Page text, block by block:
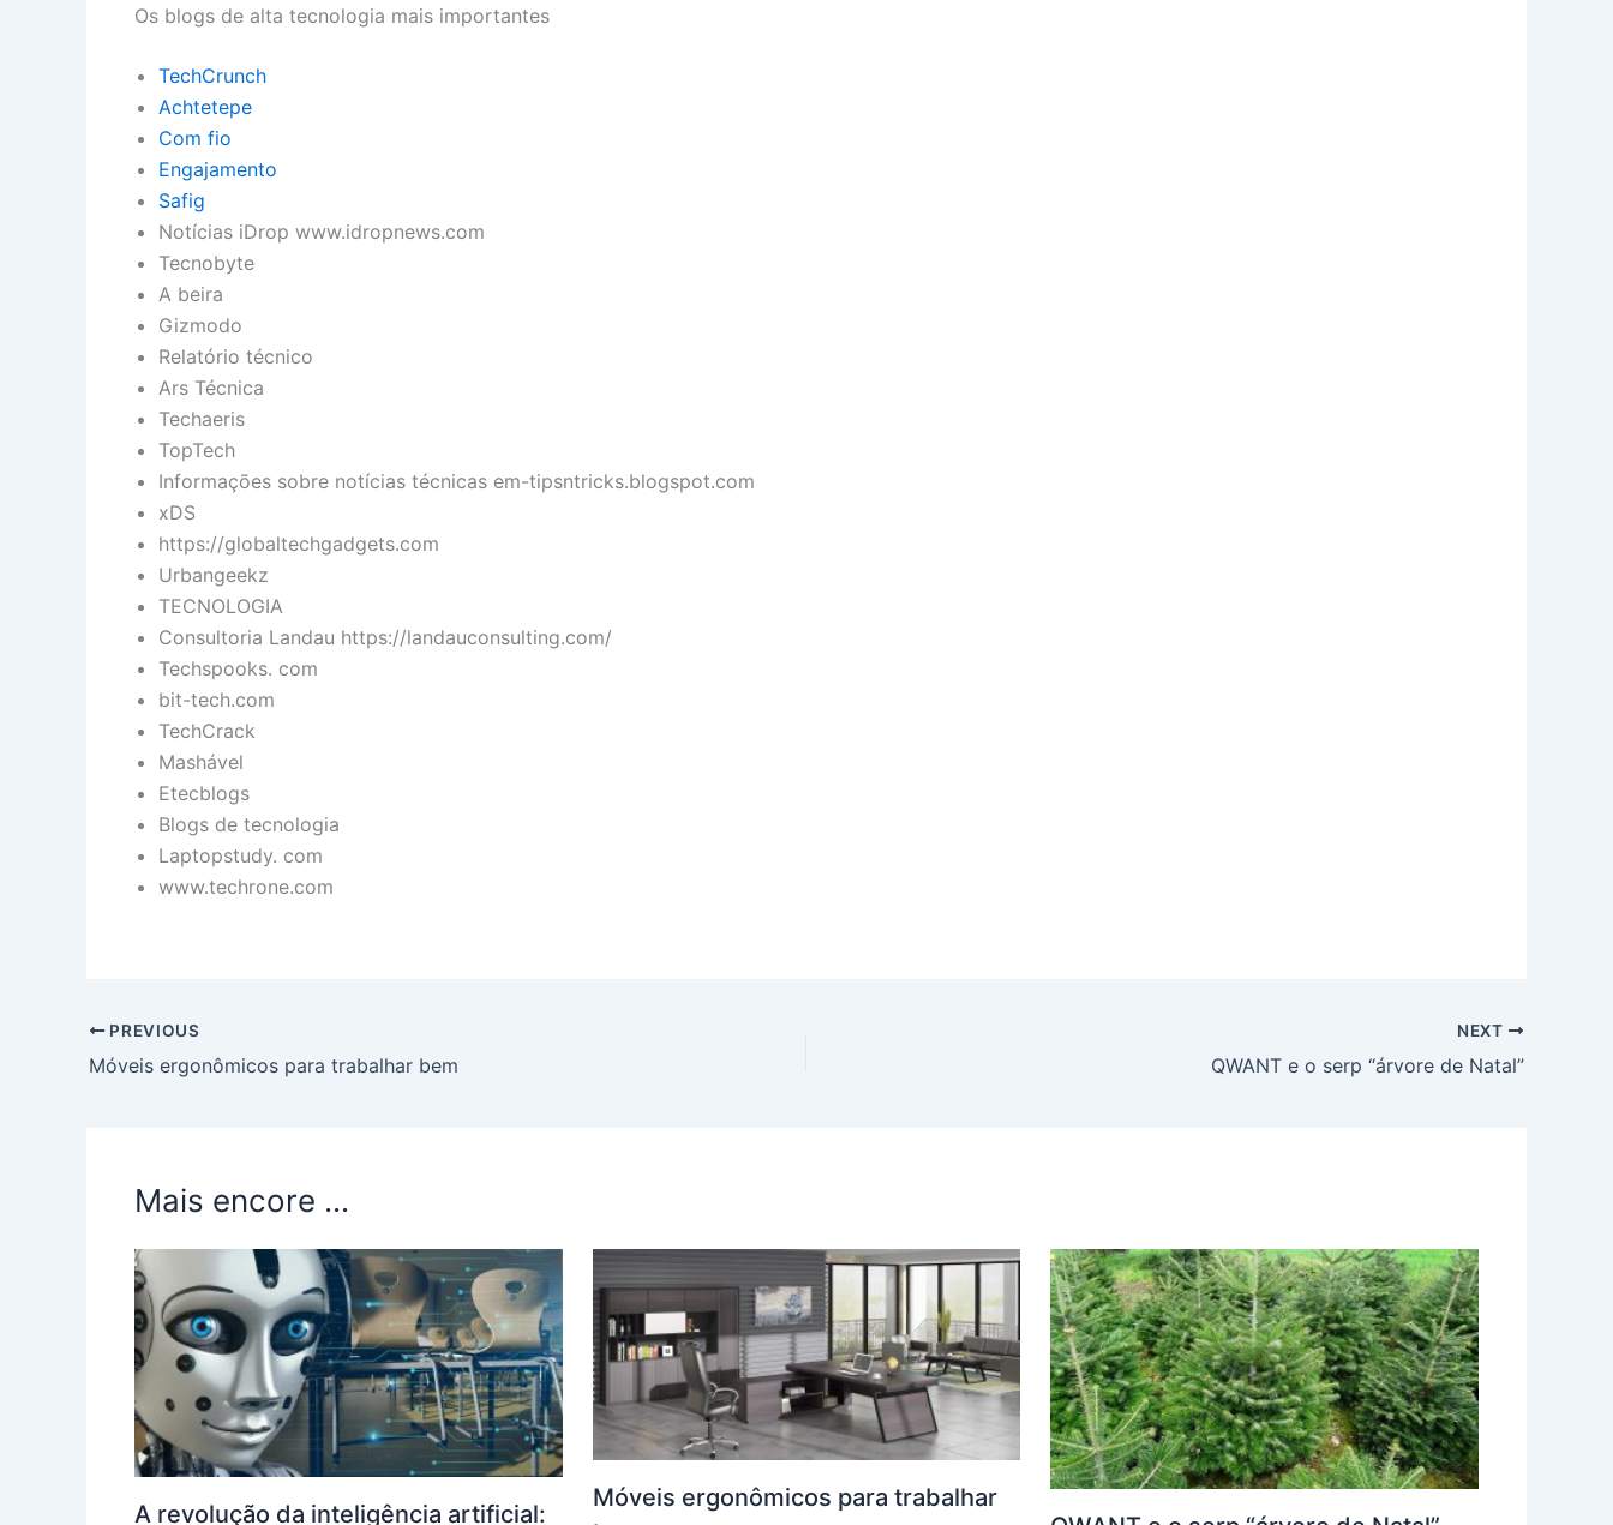
Os blogs de alta tecnologia mais importantes
TechCrunch
Achtetepe
Com fio
Engajamento
Safig
Notícias iDrop www.idropnews.com
Tecnobyte
A beira
Gizmodo
Relatório técnico
Ars Técnica
Techaeris
TopTech
Informações sobre notícias técnicas em-tipsntricks.blogspot.com
xDS
https://globaltechgadgets.com
Urbangeekz
TECNOLOGIA
Consultoria Landau https://landauconsulting.com/
Techspooks. com
bit-tech.com
TechCrack
Mashável
Etecblogs
Blogs de tecnologia
Laptopstudy. com
www.techrone.com
PREVIOUS
Móveis ergonômicos para trabalhar bem
NEXT
QWANT e o serp “árvore de Natal”
Mais encore ...
A revolução da inteligência artificial:
Móveis ergonômicos para trabalhar